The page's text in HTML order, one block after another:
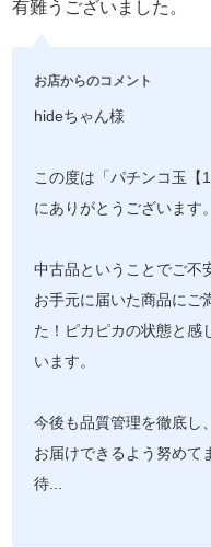
有難うございました。
お店からのコメント
hideちゃん様
この度は「パチンコ玉【
にありがとうございます。
中古品ということでご不
お手元に届いた商品にご
た！ピカピカの状態と感
います。
今後も品質管理を徹底し
お届けできるよう努めて
待